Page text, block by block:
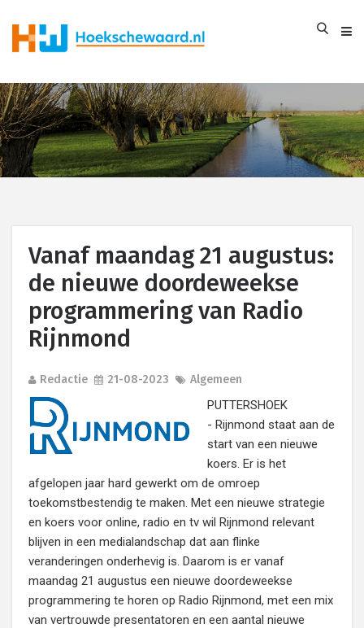
Vanaf maandag 21 augustus:
de nieuwe doordeweekse
programmering van Radio
Rijnmond
Redactie 21-08-2023 Algemeen
PUTTERSHOEK
- Rijnmond staat aan de
start van een nieuwe
koers. Er is het
afgelopen jaar hard gewerkt om de omroep
toekomstbestendig te maken. Met een nieuwe strategie
en koers voor online, radio en tv wil Rijnmond relevant
blijven in een medialandschap dat aan flinke
veranderingen onderhevig is. Daarom is er vanaf
maandag 21 augustus een nieuwe doordeweekse
programmering te horen op Radio Rijnmond, met een mix
van vertrouwde presentatoren en een aantal nieuwe